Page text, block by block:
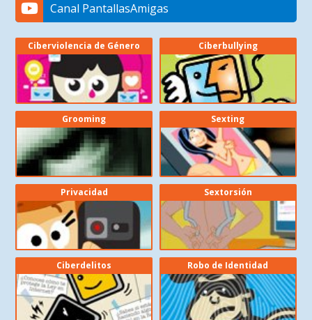
Canal PantallasAmigas
Ciberviolencia de Género Ciberbullying
Grooming Sexting
Privacidad Sextorsión
Ciberdelitos Robo de Identidad